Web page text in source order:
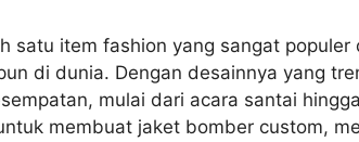
satu item fashion yang sangat populer
di dunia. Dengan desainnya yang
mulai dari acara santai
membuat jaket bomber custom,